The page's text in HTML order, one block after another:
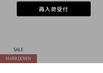
再入荷受付
SALE
MARKDOWN